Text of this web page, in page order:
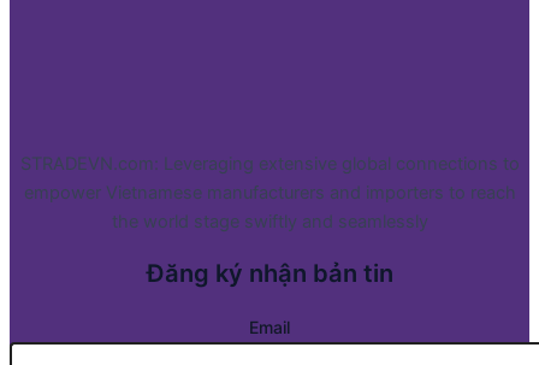
STRADEVN.com: Leveraging extensive global connections to
empower Vietnamese manufacturers and importers to reach
the world stage swiftly and seamlessly
Đăng ký nhận bản tin
Email